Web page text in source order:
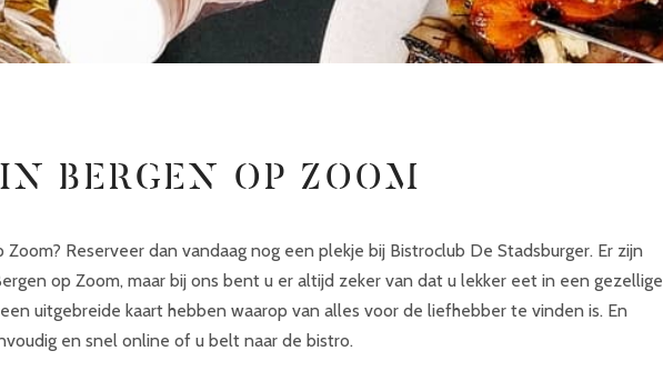
BERGEN OP ZOOM
Reserveer dan vandaag nog een plekje bij Bistroclub De Stadsburger. Er zijn
op Zoom, maar bij ons bent u er altijd zeker van dat u lekker eet in een gezellige
uitgebreide kaart hebben waarop van alles voor de liefhebber te vinden is. En
en snel online of u belt naar de bistro.